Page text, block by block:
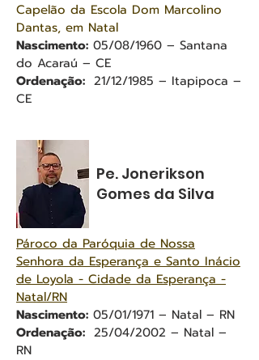
Capelão da Escola Dom Marcolino
Dantas, em Natal
Nascimento: 05/08/1960 – Santana
do Acaraú – CE
Ordenação: 21/12/1985 – Itapipoca –
CE
Pe. Jonerikson
Gomes da Silva
Pároco da Paróquia de Nossa
Senhora da Esperança e Santo Inácio
de Loyola - Cidade da Esperança -
Natal/RN
Nascimento: 05/01/1971 – Natal – RN
Ordenação: 25/04/2002 – Natal –
RN